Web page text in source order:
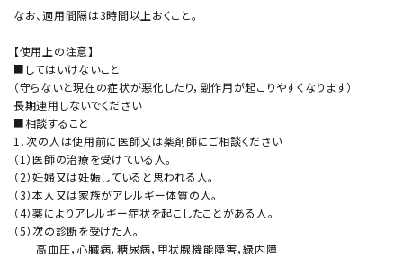
なお、適用間隔は3時間以上おくこと。
【使用上の注意】
■してはいけないこと
（守らないと現在の症状が悪化したり，副作用が起こりやすくなります）
長期連用しないでください
■相談すること
1．次の人は使用前に医師又は薬剤師にご相談ください
（1）医師の治療を受けている人。
（2）妊婦又は妊娠していると思われる人。
（3）本人又は家族がアレルギー体質の人。
（4）薬によりアレルギー症状を起こしたことがある人。
（5）次の診断を受けた人。
高血圧，心臓病，糖尿病，甲状腺機能障害，緑内障